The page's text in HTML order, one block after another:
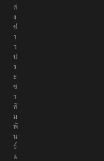
ส่
ง
ข่
า
ว
ป
ร
ะ
ช
า
สั
ม
พั
น
ธ์
แ